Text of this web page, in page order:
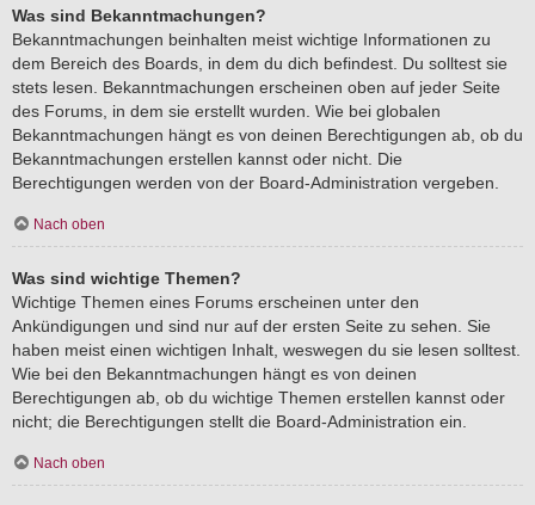
Was sind Bekanntmachungen?
Bekanntmachungen beinhalten meist wichtige Informationen zu
dem Bereich des Boards, in dem du dich befindest. Du solltest sie
stets lesen. Bekanntmachungen erscheinen oben auf jeder Seite
des Forums, in dem sie erstellt wurden. Wie bei globalen
Bekanntmachungen hängt es von deinen Berechtigungen ab, ob du
Bekanntmachungen erstellen kannst oder nicht. Die
Berechtigungen werden von der Board-Administration vergeben.
Nach oben
Was sind wichtige Themen?
Wichtige Themen eines Forums erscheinen unter den
Ankündigungen und sind nur auf der ersten Seite zu sehen. Sie
haben meist einen wichtigen Inhalt, weswegen du sie lesen solltest.
Wie bei den Bekanntmachungen hängt es von deinen
Berechtigungen ab, ob du wichtige Themen erstellen kannst oder
nicht; die Berechtigungen stellt die Board-Administration ein.
Nach oben